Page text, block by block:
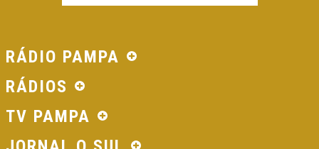
RÁDIO PAMPA
RÁDIOS
TV PAMPA